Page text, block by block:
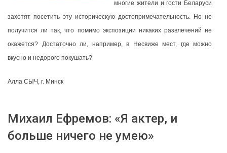
многие жители и гости Беларуси
захотят посетить эту историческую достопримечательность. Но не
получится ли так, что помимо экспозиции никаких развлечений не
окажется? Достаточно ли, например, в Несвиже мест, где можно
вкусно и недорого покушать?
Алла СЫЧ, г. Минск
Михаил Ефремов: «Я актер, и
больше ничего не умею»